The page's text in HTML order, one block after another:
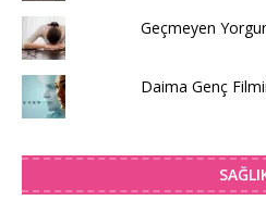
Geçmeyen
Daima Genç